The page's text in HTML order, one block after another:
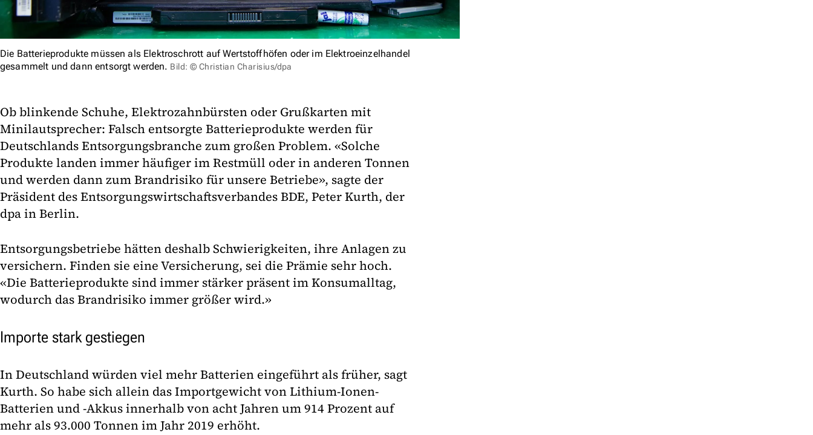
Die Batterieprodukte müssen als Elektroschrott auf Wertstoffhöfen oder im Elektroeinzelhandel
gesammelt und dann entsorgt werden. Bild: © Christian Charisius/dpa
Ob blinkende Schuhe, Elektrozahnbürsten oder Grußkarten mit
Minilautsprecher: Falsch entsorgte Batterieprodukte werden für
Deutschlands Entsorgungsbranche zum großen Problem. «Solche
Produkte landen immer häufiger im Restmüll oder in anderen Tonnen
und werden dann zum Brandrisiko für unsere Betriebe», sagte der
Präsident des Entsorgungswirtschaftsverbandes BDE, Peter Kurth, der
dpa in Berlin.
Entsorgungsbetriebe hätten deshalb Schwierigkeiten, ihre Anlagen zu
versichern. Finden sie eine Versicherung, sei die Prämie sehr hoch.
«Die Batterieprodukte sind immer stärker präsent im Konsumalltag,
wodurch das Brandrisiko immer größer wird.»
Importe stark gestiegen
In Deutschland würden viel mehr Batterien eingeführt als früher, sagt
Kurth. So habe sich allein das Importgewicht von Lithium-Ionen-
Batterien und -Akkus innerhalb von acht Jahren um 914 Prozent auf
mehr als 93.000 Tonnen im Jahr 2019 erhöht.